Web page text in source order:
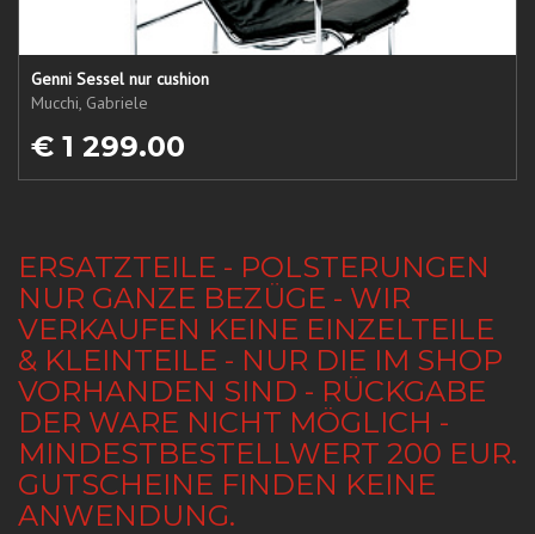
Genni Sessel nur cushion
Mucchi, Gabriele
€ 1 299.00
ERSATZTEILE - POLSTERUNGEN
NUR GANZE BEZÜGE - WIR
VERKAUFEN KEINE EINZELTEILE
& KLEINTEILE - NUR DIE IM SHOP
VORHANDEN SIND - RÜCKGABE
DER WARE NICHT MÖGLICH -
MINDESTBESTELLWERT 200 EUR.
GUTSCHEINE FINDEN KEINE
ANWENDUNG.